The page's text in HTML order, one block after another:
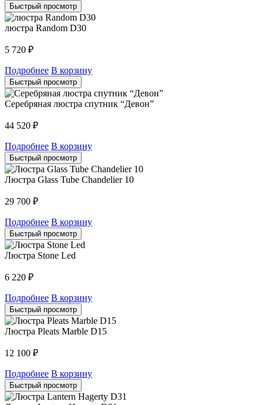
Быстрый просмотр
люстра Random D30
5 720 ₽
Подробнее В корзину
Быстрый просмотр
Серебряная люстра спутник “Девон”
44 520 ₽
Подробнее В корзину
Быстрый просмотр
Люстра Glass Tube Chandelier 10
29 700 ₽
Подробнее В корзину
Быстрый просмотр
Люстра Stone Led
6 220 ₽
Подробнее В корзину
Быстрый просмотр
Люстра Pleats Marble D15
12 100 ₽
Подробнее В корзину
Быстрый просмотр